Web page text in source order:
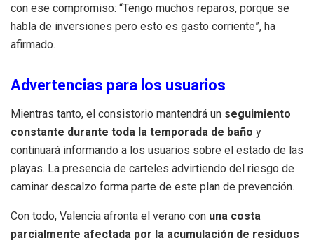
con ese compromiso: “Tengo muchos reparos, porque se
habla de inversiones pero esto es gasto corriente”, ha
afirmado.
Advertencias para los usuarios
Mientras tanto, el consistorio mantendrá un seguimiento
constante durante toda la temporada de baño y
continuará informando a los usuarios sobre el estado de las
playas. La presencia de carteles advirtiendo del riesgo de
caminar descalzo forma parte de este plan de prevención.
Con todo, Valencia afronta el verano con una costa
parcialmente afectada por la acumulación de residuos